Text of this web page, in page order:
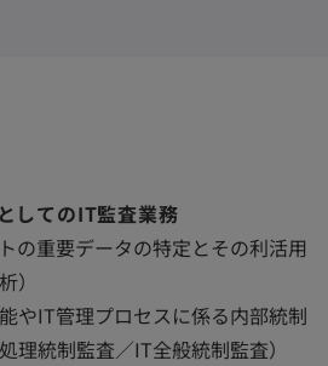
してのIT監査業務
の重要データの特定とその利活用
）
やIT管理プロセスに係る内部統制
理統制監査／IT全般統制監査）